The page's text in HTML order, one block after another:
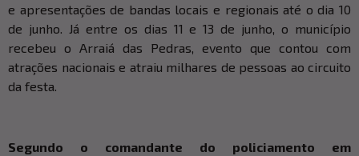
e apresentações de bandas locais e regionais até o dia 10
de junho. Já entre os dias 11 e 13 de junho, o município
recebeu o Arraiá das Pedras, evento que contou com
atrações nacionais e atraiu milhares de pessoas ao circuito
da festa.
Segundo o comandante do policiamento em